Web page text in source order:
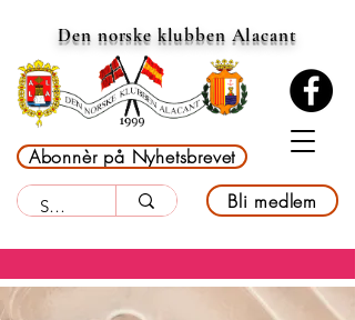
Den norske klubben Alacant
Abonnèr på Nyhetsbrevet
Bli medlem